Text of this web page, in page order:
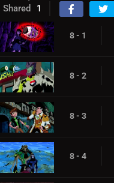
Shared 1
8 - 1
8 - 2
8 - 3
8 - 4